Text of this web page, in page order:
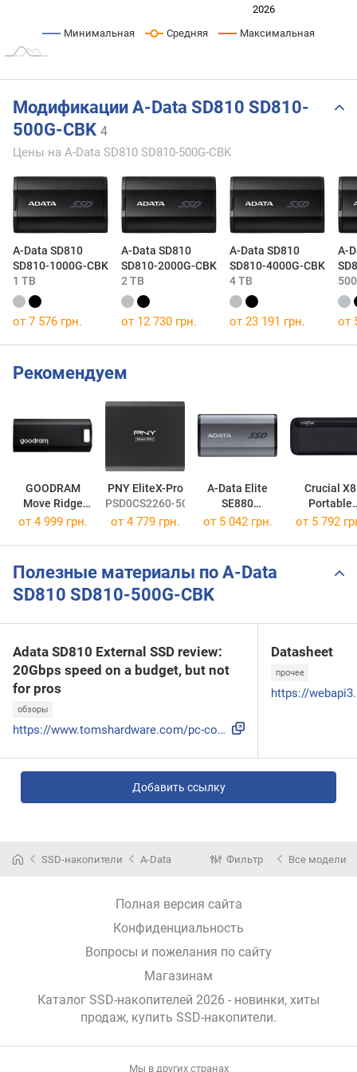
2026
Минимальная Средняя Максимальная
Модификации A-Data SD810 SD810-
500G-CBK 4
Цены на A-Data SD810 SD810-500G-CBK
A-Data SD810
SD810-1000G-CBK
1 TB
A-Data SD810
SD810-2000G-CBK
2 TB
A-Data SD810
SD810-4000G-CBK
4 TB
A-
от 7 576 грн. от 12 730 грн. от 23 191 грн. от
Рекомендуем
GOODRAM
Move Ridge
SSDR-GMRE-512-K0
PNY EliteX-Pro
PSD0CS2260-500-RB
A-Data Elite
SE880
AELI-SE880-500GCGY
Crucial X8
Portable
от 4 999 грн. от 4 779 грн. от 5 042 грн. от 5 792
Полезные материалы по A-Data
SD810 SD810-500G-CBK
Adata SD810 External SSD review:
20Gbps speed on a budget, but not
for pros
обзоры
https://www.tomshardware.com/pc-components/external-ssds/ad...
Datasheet
прочее
Добавить ссылку
SSD-накопители A-Data Фильтр Все модели
Полная версия сайта
Конфиденциальность
Вопросы и пожелания по сайту
Магазинам
Каталог SSD-накопителей 2026 - новинки, хиты
продаж, купить SSD-накопители.
Мы в других странах